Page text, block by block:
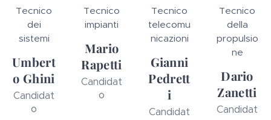
Tecnico
dei
sistemi
Umbert
o Ghini
Candidat
o
Tecnico
impianti
Mario
Rapetti
Candidat
o
Tecnico
telecomu
nicazioni
Gianni
Pedrett
i
Candidat
Tecnico
della
propulsio
ne
Dario
Zanetti
Candidat